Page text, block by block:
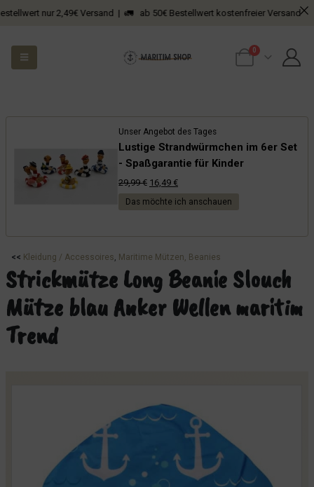
2,49€ Versand | 🚛 ab 50€ Bestellwert kostenfreier Versand
0
Unser Angebot des Tages
Lustige Strandwürmchen im 6er Set
- Spaßgarantie für Kinder
29,99€ Ursprünglicher
Preis
16,49 €Aktueller
Preis
Das möchte ich anschauen
<< Kleidung / Accessoires, Maritime Mützen, Beanies
Strickmütze Long Beanie Slouch
Mütze blau Anker Wellen maritim
Trend